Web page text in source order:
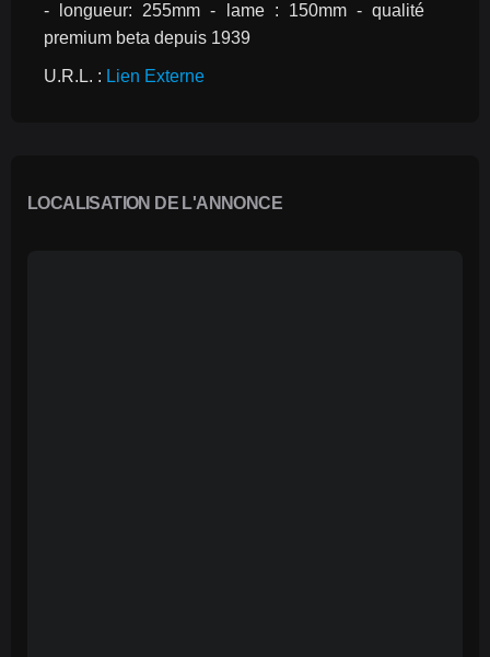
- longueur: 255mm - lame : 150mm - qualité
premium beta depuis 1939
U.R.L. : Lien Externe
LOCALISATION DE L'ANNONCE